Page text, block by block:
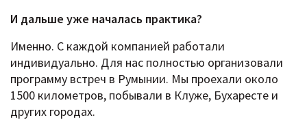
И дальше уже началась практика?
Именно. С каждой компанией работали
индивидуально. Для нас полностью организовали
программу встреч в Румынии. Мы проехали около
1500 километров, побывали в Клуже, Бухаресте и
других городах.